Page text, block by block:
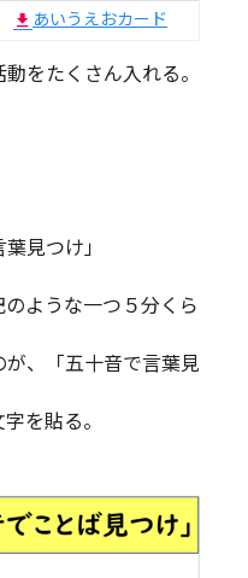
あいうえおカード
をたくさん入れる。
見つけ」
ような一つ５分くら
、「五十音で言葉見
を貼る。